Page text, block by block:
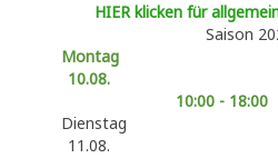
HIER klicken für
Saison
Montag
10.08.
10:00 - 18:00
Dienstag
11.08.